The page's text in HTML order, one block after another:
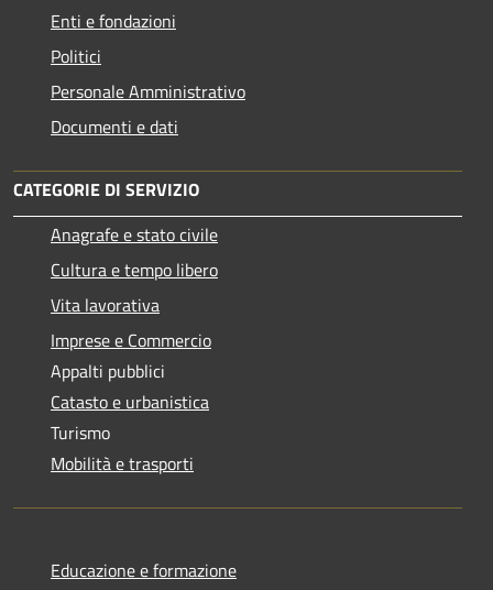
Enti e fondazioni
Politici
Personale Amministrativo
Documenti e dati
CATEGORIE DI SERVIZIO
Anagrafe e stato civile
Cultura e tempo libero
Vita lavorativa
Imprese e Commercio
Appalti pubblici
Catasto e urbanistica
Turismo
Mobilità e trasporti
Educazione e formazione